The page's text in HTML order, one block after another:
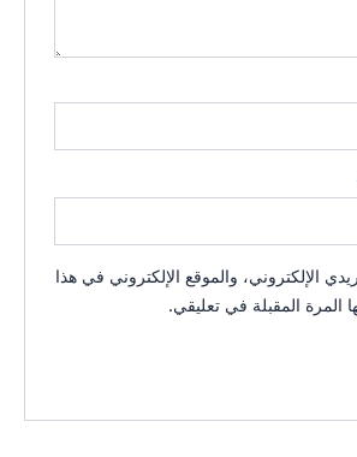
الإلكتروني، والموقع الإلكتروني في هذا
المرة المقبلة في تعليقي.